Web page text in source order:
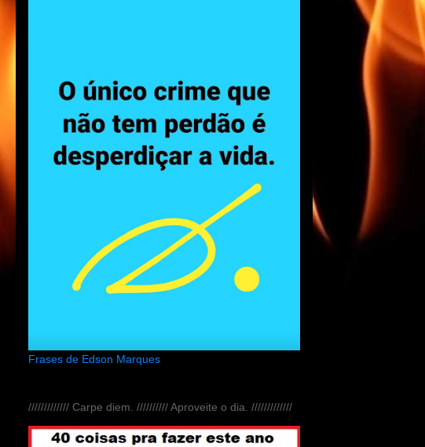
Frases de Edson Marques
///////////// Carpe diem. ////////// Aproveite o dia. /////////////